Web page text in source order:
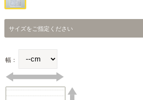
サイズをご指定ください
幅：